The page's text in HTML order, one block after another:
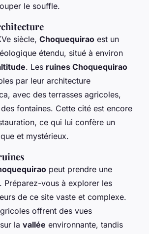
le souffle.
siècle, Choquequirao est un
étendu, situé à environ
. Les ruines Choquequirao
par leur architecture
avec des terrasses agricoles,
fontaines. Cette cité est encore
ce qui lui confère un
et mystérieux.
peut prendre une
Préparez-vous à explorer les
de ce site vaste et complexe.
offrent des vues
la vallée environnante, tandis